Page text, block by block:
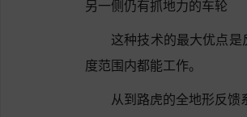
另一侧仍有抓地力的车轮
这种技术的最大优点
度范围内都能工作。
从到路虎的全地形反